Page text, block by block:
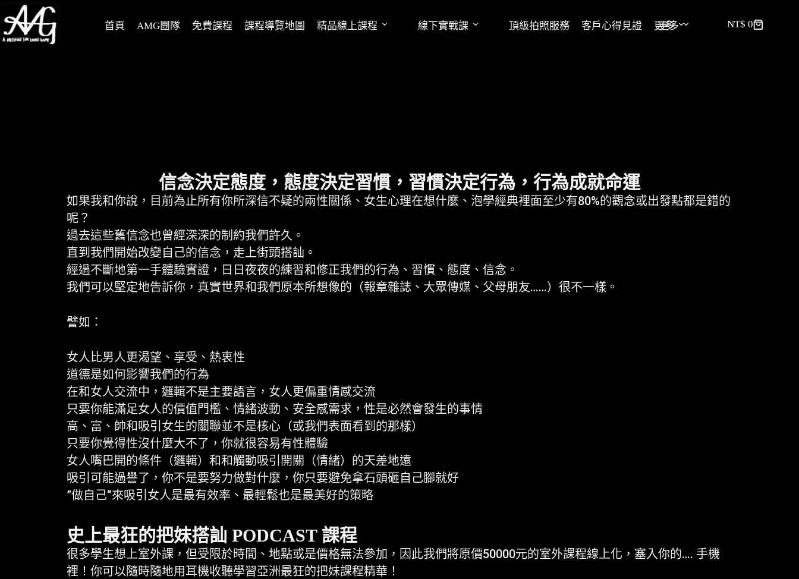
首頁 AMG團隊 免費課程 課程導覽地圖 精品線上課程 線下實戰課 頂級拍照服務 客戶心得見證 更多
更多 NT$ 0
信念決定態度，態度決定習慣，習慣決定行為，行為成就命運
如果我和你說，目前為止所有你所深信不疑的兩性關係、女生心理在想什麼、泡學經典裡面至少有80%的觀念或出發點都是錯的
呢？
過去這些舊信念也曾經深深的制約我們許久。
直到我們開始改變自己的信念，走上街頭搭訕。
經過不斷地第一手體驗實證，日日夜夜的練習和修正我們的行為、習慣、態度、信念。
我們可以堅定地告訴你，真實世界和我們原本所想像的（報章雜誌、大眾傳媒、父母朋友……）很不一樣。
譬如：
女人比男人更渴望、享受、熱衷性
道德是如何影響我們的行為
在和女人交流中，邏輯不是主要語言，女人更偏重情感交流
只要你能滿足女人的價值門檻、情緒波動、安全感需求，性是必然會發生的事情
高、富、帥和吸引女生的關聯並不是核心（或我們表面看到的那樣）
只要你覺得性沒什麼大不了，你就很容易有性體驗
女人嘴巴開的條件（邏輯）和和觸動吸引開關（情緒）的天差地遠
吸引可能過譽了，你不是要努力做對什麼，你只要避免拿石頭砸自己腳就好
”做自己“來吸引女人是最有效率、最輕鬆也是最美好的策略
史上最狂的把妹搭訕 PODCAST 課程
很多學生想上室外課，但受限於時間、地點或是價格無法參加，因此我們將原價50000元的室外課程線上化，塞入你的…. 手機
裡！你可以隨時隨地用耳機收聽學習亞洲最狂的把妹課程精華！